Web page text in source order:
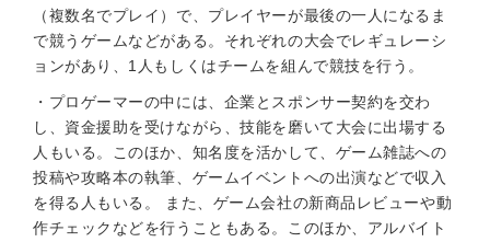
（複数名でプレイ）で、プレイヤーが最後の一人になるま
で競うゲームなどがある。それぞれの大会でレギュレーシ
ョンがあり、1人もしくはチームを組んで競技を行う。
・プロゲーマーの中には、企業とスポンサー契約を交わ
し、資金援助を受けながら、技能を磨いて大会に出場する
人もいる。このほか、知名度を活かして、ゲーム雑誌への
投稿や攻略本の執筆、ゲームイベントへの出演などで収入
を得る人もいる。 また、ゲーム会社の新商品レビューや動
作チェックなどを行うこともある。このほか、アルバイト